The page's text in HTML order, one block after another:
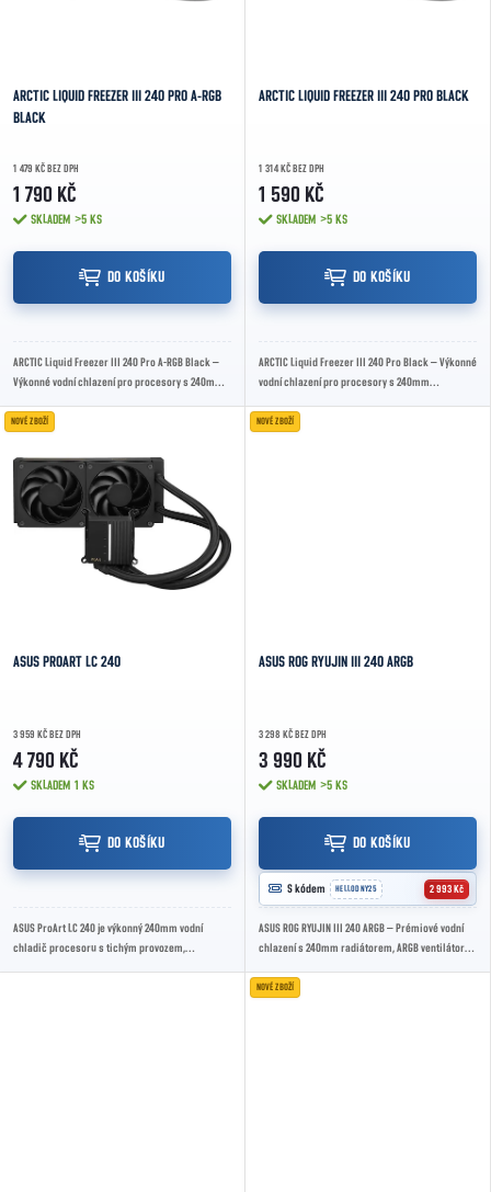
ARCTIC LIQUID FREEZER III 240 PRO A-RGB
BLACK
1 479 KČ BEZ DPH
1 790 KČ
SKLADEM >5 KS
DO KOŠÍKU
ARCTIC Liquid Freezer III 240 Pro A-RGB Black –
Výkonné vodní chlazení pro procesory s 240mm
ARCTIC LIQUID FREEZER III 240 PRO BLACK
1 314 KČ BEZ DPH
1 590 KČ
SKLADEM >5 KS
DO KOŠÍKU
ARCTIC Liquid Freezer III 240 Pro Black – Výkonné
vodní chlazení pro procesory s 240mm
účinností...
NOVÉ ZBOŽÍ
ASUS PROART LC 240
3 959 KČ BEZ DPH
4 790 KČ
SKLADEM 1 KS
DO KOŠÍKU
ASUS ProArt LC 240 je výkonný 240mm vodní
chladič procesoru s tichým provozem,
NOVÉ ZBOŽÍ
ASUS ROG RYUJIN III 240 ARGB
3 298 KČ BEZ DPH
3 990 KČ
SKLADEM >5 KS
DO KOŠÍKU
 S kódem HELLODNY25 2 993 Kč
ASUS ROG RYUJIN III 240 ARGB – Prémiové vodní
chlazení s 240mm radiátorem, ARGB ventilátory a
NOVÉ ZBOŽÍ